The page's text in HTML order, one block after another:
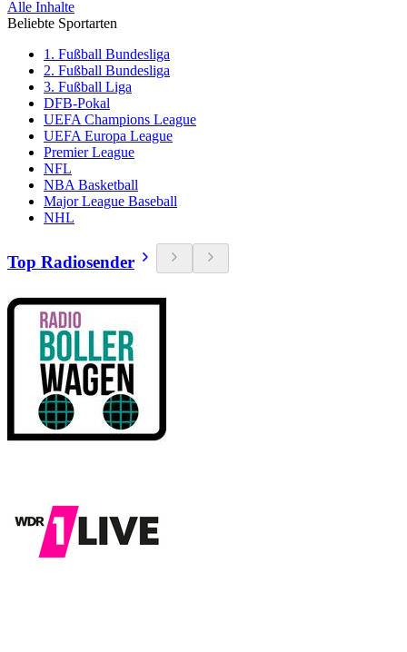
Alle Inhalte
Beliebte Sportarten
1. Fußball Bundesliga
2. Fußball Bundesliga
3. Fußball Liga
DFB-Pokal
UEFA Champions League
UEFA Europa League
Premier League
NFL
NBA Basketball
Major League Baseball
NHL
Top Radiosender